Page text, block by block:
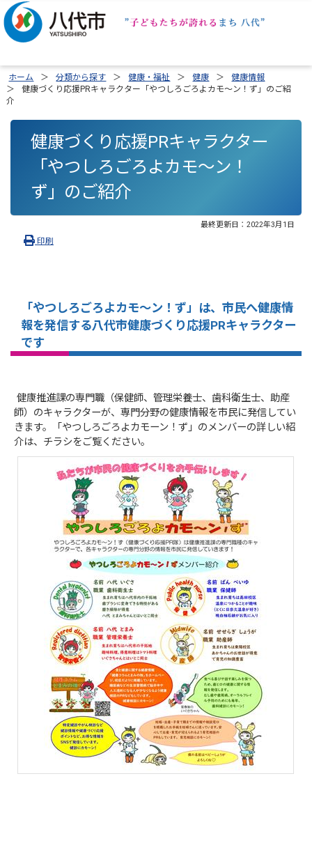
ホーム 分類から探す 健康・福祉 健康
健康情報
健康づくり応援PRキャラクター「やつしろごろよカモ～ン！ず」のご紹
介
健康づくり応援PRキャラクター
「やつしろごろよカモ～ン！
ず」のご紹介
最終更新日： 2022年3月1日
印刷
「やつしろごろよカモ～ン！ず」は、市民へ健康情
報を発信する八代市健康づくり応援PRキャラクター
です
健康推進課の専門職（保健師、管理栄養士、歯科衛生士、助産
師）のキャラクターが、専門分野の健康情報を市民に発信してい
きます。「やつしろごろよカモーン！ず」のメンバーの詳しい紹
介は、チラシをご覧ください。